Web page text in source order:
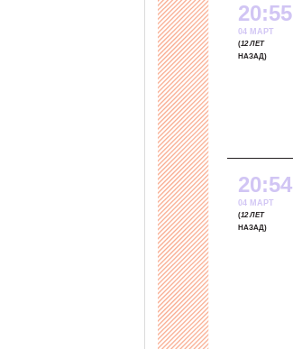
20:55
04 МАРТ
12 ЛЕТ
НАЗАД
20:54
04 МАРТ
12 ЛЕТ
НАЗАД